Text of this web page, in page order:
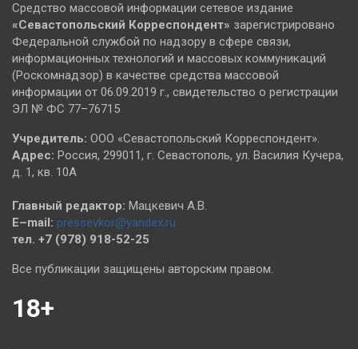
Средство массовой информации сетевое издание
«Севастопольский Корреспондент» зарегистрировано
Федеральной службой по надзору в сфере связи,
информационных технологий и массовых коммуникаций
(Роскомнадзор) в качестве средства массовой
информации от 06.09.2019 г., свидетельство о регистрации
ЭЛ № ФС 77–76715
Учредитель: ООО «Севастопольский Корреспондент».
Адрес: Россия, 299011, г. Севастополь, ул. Василия Кучера,
д. 1, кв. 10А
Главный редактор: Мацкевич А.В.
E–mail: pressevkor@yandex.ru
тел. +7 (978) 918-52-25
Все публикации защищены авторским правом.
18+